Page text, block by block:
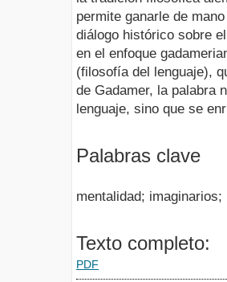
permite ganarle de
diálogo histórico sobre
en el enfoque
(filosofía del lenguaje),
de Gadamer, la palabra
lenguaje, sino que se
Palabras clave
mentalidad;
Texto completo:
PDF